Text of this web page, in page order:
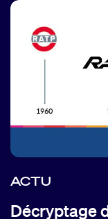
ACTU
Décryptage